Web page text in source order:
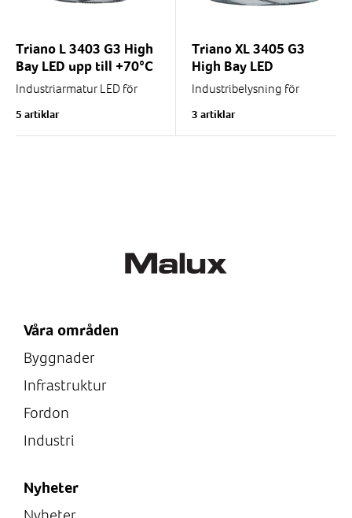
Triano L 3403 G3 High
Bay LED upp till +70°C
Industriarmatur LED för
verkstäder. Tillåten
omgivningstemperatur
5 artiklar
Triano XL 3405 G3
High Bay LED
Industribelysning för
höjder, tex. i hangarer,
verkstäder och höglager.
3 artiklar
Våra områden
Byggnader
Infrastruktur
Fordon
Industri
Nyheter